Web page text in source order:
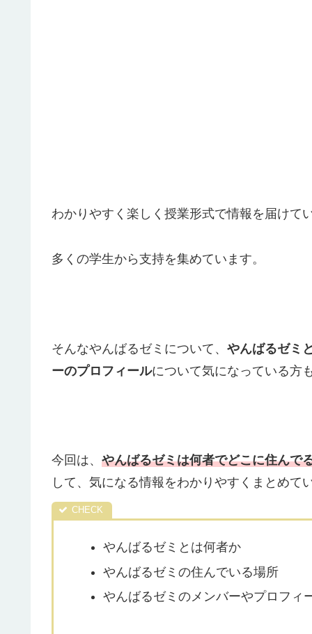
わかりやすく楽しく授業形式で情報を届けて
多くの学生から支持を集めています。
そんなやんばるゼミについて、 やんばるゼミ
ーのプロフィールについて気になっている方
今回は、 やんばるゼミは何者でどこに住んで
して、気になる情報をわかりやすくまとめて
やんばるゼミとは何者か
やんばるゼミの住んでいる場所
やんばるゼミのメンバーやプロフィ